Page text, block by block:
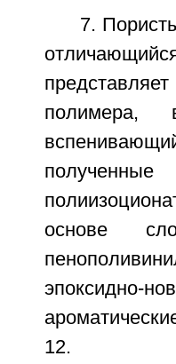
7.
полимера,
основе
эпоксидно-
12.